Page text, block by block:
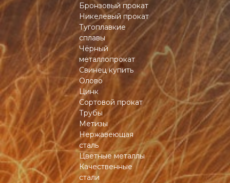
Бронзовый прокат
Никелевый прокат
Тугоплавкие
сплавы
Чёрный
металлопрокат
Свинец купить
Олово
Цинк
Сортовой прокат
Трубы
Метизы
Нержавеющая
сталь
Цветные металлы
Качественные
стали